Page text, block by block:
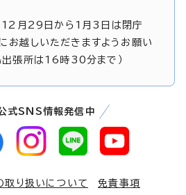
12月29日から1月3日は閉庁
お越しいただきますようお願い
出張所は16時30分まで）
式SNS情報発信中
取り扱いについて 免責事項